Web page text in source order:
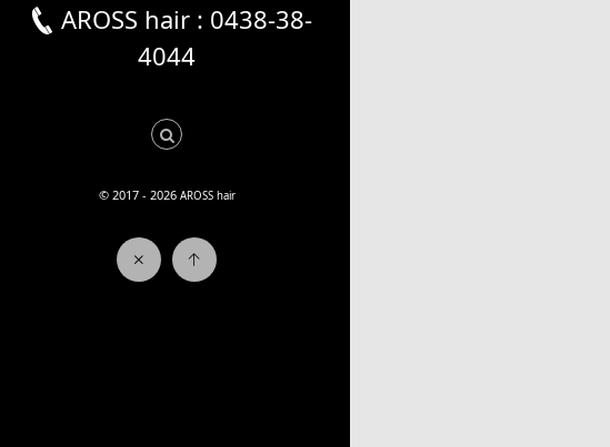
AROSS hair : 0438-38-
4044
© 2017 - 2026 AROSS hair